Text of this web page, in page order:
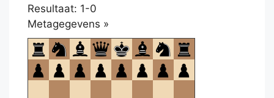
Resultaat: 1-0
Metagegevens »
om
te
openen.